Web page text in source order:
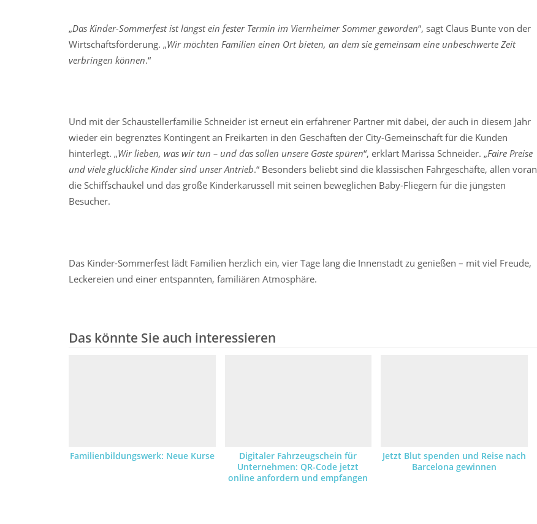
„Das Kinder-Sommerfest ist längst ein fester Termin im Viernheimer Sommer geworden“, sagt Claus Bunte von der
Wirtschaftsförderung. „Wir möchten Familien einen Ort bieten, an dem sie gemeinsam eine unbeschwerte Zeit
verbringen können.“
Und mit der Schaustellerfamilie Schneider ist erneut ein erfahrener Partner mit dabei, der auch in diesem Jahr
wieder ein begrenztes Kontingent an Freikarten in den Geschäften der City-Gemeinschaft für die Kunden
hinterlegt. „Wir lieben, was wir tun – und das sollen unsere Gäste spüren“, erklärt Marissa Schneider. „Faire Preise
und viele glückliche Kinder sind unser Antrieb.“ Besonders beliebt sind die klassischen Fahrgeschäfte, allen voran
die Schiffschaukel und das große Kinderkarussell mit seinen beweglichen Baby-Fliegern für die jüngsten
Besucher.
Das Kinder-Sommerfest lädt Familien herzlich ein, vier Tage lang die Innenstadt zu genießen – mit viel Freude,
Leckereien und einer entspannten, familiären Atmosphäre.
Das könnte Sie auch interessieren
Familienbildungswerk: Neue Kurse
Digitaler Fahrzeugschein für
Unternehmen: QR-Code jetzt
online anfordern und empfangen
Jetzt Blut spenden und Reise nach
Barcelona gewinnen